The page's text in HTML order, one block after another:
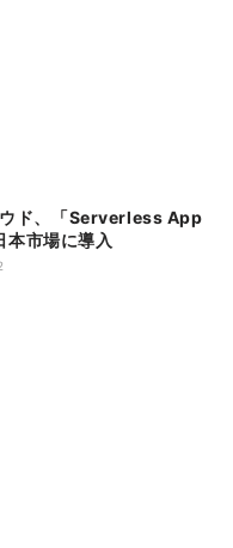
ド、「Serverless App
市場に導入